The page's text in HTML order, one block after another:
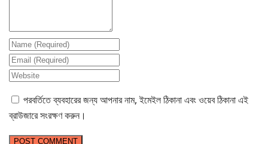
পরবর্তিতে ব্যবহারের জন্য আপনার নাম, ইমেইল ঠিকানা এবং ওয়েব ঠিকানা এই
ব্রাউজারে সংরক্ষণ করুন।